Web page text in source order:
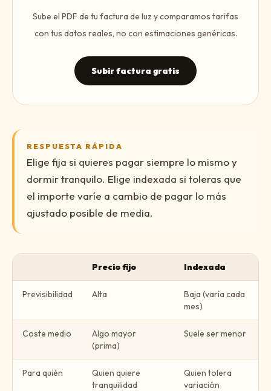
Sube el PDF de tu factura de luz y comparamos tarifas
con tus datos reales, no con estimaciones genéricas.
Subir factura gratis
RESPUESTA RÁPIDA
Elige fija si quieres pagar siempre lo mismo y
dormir tranquilo. Elige indexada si toleras que
el importe varíe a cambio de pagar lo más
ajustado posible de media.
Precio fijo Indexada
Previsibilidad Alta
Baja (varía cada
mes)
Coste medio
Algo mayor
(prima)
Suele ser menor
Para quién
Quien quiere
tranquilidad
Quien tolera
variación